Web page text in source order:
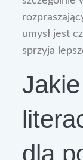
umysł jest
sprzyja
dla